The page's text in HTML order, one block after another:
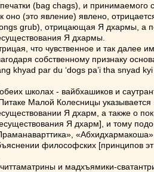
(bag chags), и принимаемого
оно (это явление) явлено,
grub), отрицающая Я дхармы, а
Я дхармы.
что чувственное и так далее
собственному признаку
khyad par du ‘dogs pa’i tha snyad
школах - вайбхашиков и
Малой Колесницы
Я дхарм, а также о
Я дхарм], и тому
философских [принципов
и мадхъямики-